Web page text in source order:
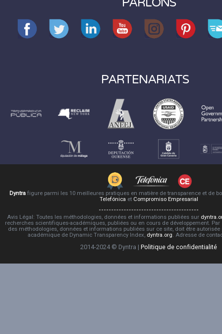
PARTENARIATS
Dyntra figure parmi les 10 meilleures pratiques en matière de transparence et de
Telefónica et Compromiso Empresarial
Avis Légal: Toutes les méthodologies, données et informations publiées sur
recherches scientifiques-académiques, publiées ou en cours de développement.
des méthodologies, données et informations publiées sur ce site, doit être
académique de Dynamic Transparency Index, dyntra.org. Adresse de
2014-2024 © Dyntra | Politique de confidentialité